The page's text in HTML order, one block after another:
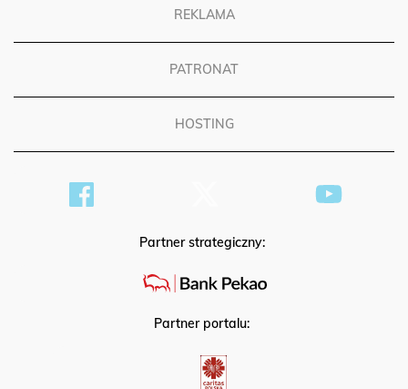
REKLAMA
PATRONAT
HOSTING
Partner strategiczny:
Partner portalu: